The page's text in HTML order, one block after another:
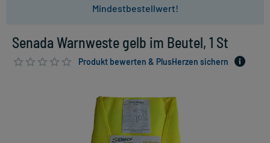
Mindestbestellwert!
Senada Warnweste gelb im Beutel, 1 St
Produkt bewerten & PlusHerzen sichern